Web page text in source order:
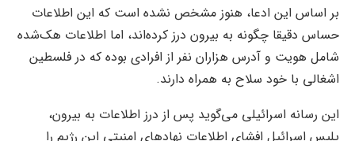
بر اساس این ادعا، هنوز مشخص نشده است که این اطلاعات
حساس دقیقا چگونه به بیرون درز کرده‌اند، اما اطلاعات هک‌شده
شامل هویت و آدرس هزاران نفر از افرادی بوده که در فلسطین
اشغالی با خود سلاح به همراه دارند.
این رسانه اسرائیلی می‌گوید پس از درز اطلاعات به بیرون،
پلیس اسرائیل افشای اطلاعات نهادهای امنیتی این رژیم را